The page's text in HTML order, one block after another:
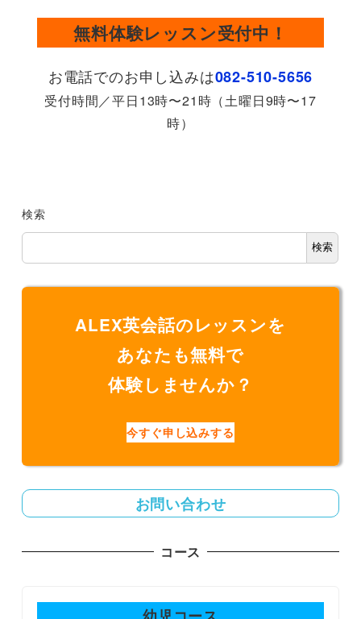
無料体験レッスン受付中！
お電話でのお申し込みは082-510-5656
受付時間／平日13時〜21時（土曜日9時〜17
時）
検索
検索
ALEX英会話のレッスンを
あなたも無料で
体験しませんか？
今すぐ申し込みする
お問い合わせ
コース